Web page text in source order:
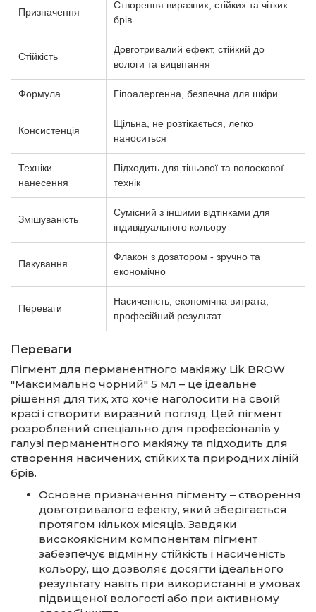
Призначення
Створення виразних, стійких та чітких
брів
Стійкість
Довготривалий ефект, стійкий до
вологи та вицвітання
Формула Гіпоалергенна, безпечна для шкіри
Консистенція
Щільна, не розтікається, легко
наноситься
Техніки
нанесення
Підходить для тіньової та волоскової
технік
Змішуваність
Сумісний з іншими відтінками для
індивідуального кольору
Пакування
Флакон з дозатором - зручно та
економічно
Переваги
Насиченість, економічна витрата,
професійний результат
Переваги
Пігмент для перманентного макіяжу Lik BROW
"Максимально чорний" 5 мл – це ідеальне
рішення для тих, хто хоче наголосити на своїй
красі і створити виразний погляд. Цей пігмент
розроблений спеціально для професіоналів у
галузі перманентного макіяжу та підходить для
створення насичених, стійких та природних ліній
брів.
Основне призначення пігменту – створення
довготривалого ефекту, який зберігається
протягом кількох місяців. Завдяки
високоякісним компонентам пігмент
забезпечує відмінну стійкість і насиченість
кольору, що дозволяє досягти ідеального
результату навіть при використанні в умовах
підвищеної вологості або при активному